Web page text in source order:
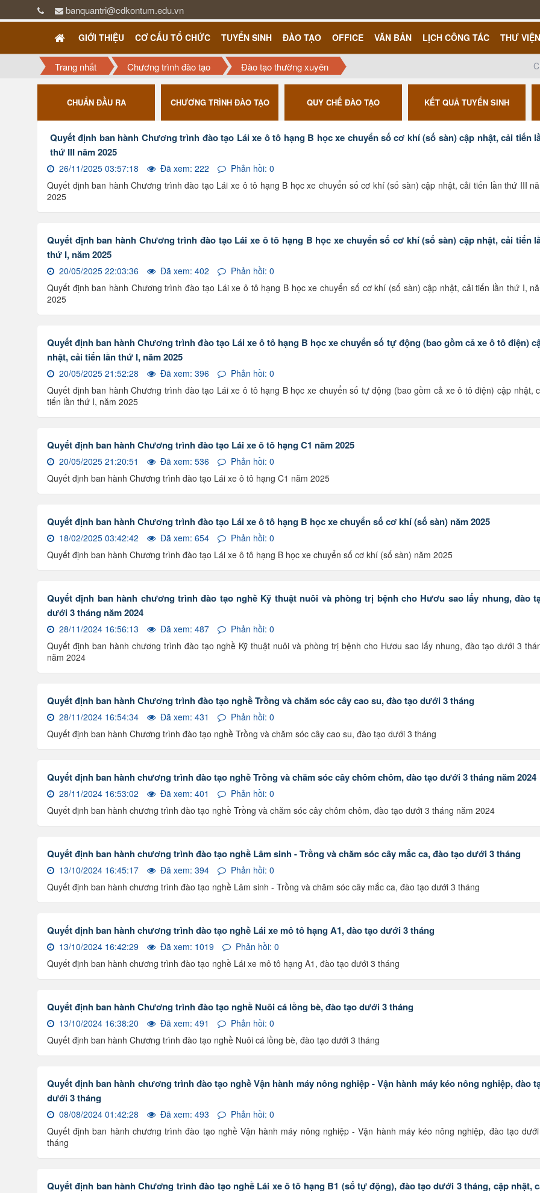
banquantri@cdkontum.edu.vn
GIỚI THIỆU CƠ CẤU TỔ CHỨC TUYỂN SINH ĐÀO TẠO OFFICE VĂN BẢN LỊCH CÔNG TÁC THƯ VIỆN
Trang nhất Chương trình đào tạo Đào tạo thường xuyên
CHUẨN ĐẦU RA CHƯƠNG TRÌNH ĐÀO TẠO QUY CHẾ ĐÀO TẠO KẾT QUẢ TUYỂN SINH
Quyết định ban hành Chương trình đào tạo Lái xe ô tô hạng B học xe chuyển số cơ khí (số sàn) cập nhật, cải tiến
thứ III năm 2025
26/11/2025 03:57:18 Đã xem: 222
Phản hồi: 0
Quyết định ban hành Chương trình đào tạo Lái xe ô tô hạng B học xe chuyển số cơ khí (số sàn) cập nhật, cải tiến lần thứ III
2025
Quyết định ban hành Chương trình đào tạo Lái xe ô tô hạng B học xe chuyển số cơ khí (số sàn) cập nhật, cải tiến
thứ I, năm 2025
20/05/2025 22:03:36 Đã xem: 402
Phản hồi: 0
Quyết định ban hành Chương trình đào tạo Lái xe ô tô hạng B học xe chuyển số cơ khí (số sàn) cập nhật, cải tiến lần thứ I,
2025
Quyết định ban hành Chương trình đào tạo Lái xe ô tô hạng B học xe chuyển số tự động (bao gồm cả xe ô tô điện)
nhật, cải tiến lần thứ I, năm 2025
20/05/2025 21:52:28 Đã xem: 396
Phản hồi: 0
Quyết định ban hành Chương trình đào tạo Lái xe ô tô hạng B học xe chuyển số tự động (bao gồm cả xe ô tô điện) cập nhật,
tiến lần thứ I, năm 2025
Quyết định ban hành Chương trình đào tạo Lái xe ô tô hạng C1 năm 2025
20/05/2025 21:20:51 Đã xem: 536
Phản hồi: 0
Quyết định ban hành Chương trình đào tạo Lái xe ô tô hạng C1 năm 2025
Quyết định ban hành Chương trình đào tạo Lái xe ô tô hạng B học xe chuyển số cơ khí (số sàn) năm 2025
18/02/2025 03:42:42 Đã xem: 654
Phản hồi: 0
Quyết định ban hành Chương trình đào tạo Lái xe ô tô hạng B học xe chuyển số cơ khí (số sàn) năm 2025
Quyết định ban hành chương trình đào tạo nghề Kỹ thuật nuôi và phòng trị bệnh cho Hươu sao lấy nhung, đào
dưới 3 tháng năm 2024
28/11/2024 16:56:13 Đã xem: 487
Phản hồi: 0
Quyết định ban hành chương trình đào tạo nghề Kỹ thuật nuôi và phòng trị bệnh cho Hươu sao lấy nhung, đào tạo dưới 3
năm 2024
Quyết định ban hành Chương trình đào tạo nghề Trồng và chăm sóc cây cao su, đào tạo dưới 3 tháng
28/11/2024 16:54:34 Đã xem: 431
Phản hồi: 0
Quyết định ban hành Chương trình đào tạo nghề Trồng và chăm sóc cây cao su, đào tạo dưới 3 tháng
Quyết định ban hành chương trình đào tạo nghề Trồng và chăm sóc cây chôm chôm, đào tạo dưới 3 tháng năm 2024
28/11/2024 16:53:02 Đã xem: 401
Phản hồi: 0
Quyết định ban hành chương trình đào tạo nghề Trồng và chăm sóc cây chôm chôm, đào tạo dưới 3 tháng năm 2024
Quyết định ban hành chương trình đào tạo nghề Lâm sinh - Trồng và chăm sóc cây mắc ca, đào tạo dưới 3 tháng
13/10/2024 16:45:17 Đã xem: 394
Phản hồi: 0
Quyết định ban hành chương trình đào tạo nghề Lâm sinh - Trồng và chăm sóc cây mắc ca, đào tạo dưới 3 tháng
Quyết định ban hành chương trình đào tạo nghề Lái xe mô tô hạng A1, đào tạo dưới 3 tháng
13/10/2024 16:42:29 Đã xem: 1019
Phản hồi: 0
Quyết định ban hành chương trình đào tạo nghề Lái xe mô tô hạng A1, đào tạo dưới 3 tháng
Quyết định ban hành Chương trình đào tạo nghề Nuôi cá lồng bè, đào tạo dưới 3 tháng
13/10/2024 16:38:20 Đã xem: 491
Phản hồi: 0
Quyết định ban hành Chương trình đào tạo nghề Nuôi cá lồng bè, đào tạo dưới 3 tháng
Quyết định ban hành chương trình đào tạo nghề Vận hành máy nông nghiệp - Vận hành máy kéo nông nghiệp, đào
dưới 3 tháng
08/08/2024 01:42:28 Đã xem: 493
Phản hồi: 0
Quyết định ban hành chương trình đào tạo nghề Vận hành máy nông nghiệp - Vận hành máy kéo nông nghiệp, đào tạo
tháng
Quyết định ban hành Chương trình đào tạo nghề Lái xe ô tô hạng B1 (số tự động), đào tạo dưới 3 tháng, cập nhật,